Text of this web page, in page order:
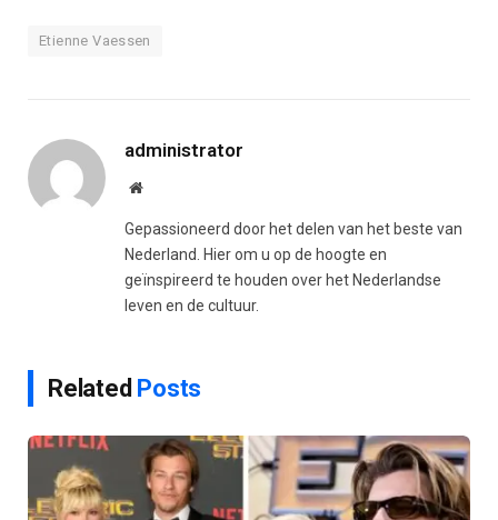
Etienne Vaessen
administrator
Website
Gepassioneerd door het delen van het beste van
Nederland. Hier om u op de hoogte en
geïnspireerd te houden over het Nederlandse
leven en de cultuur.
Related Posts